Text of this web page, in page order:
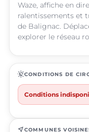
Waze, affiche en
ralentissements et
de Balignac.
explorer le réseau
routineCONDITIONS DE
Conditions
near_meCOMMUNES